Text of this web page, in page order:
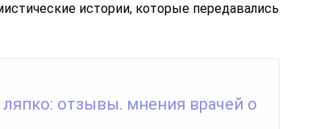
истории, которые передавались
отзывы. мнения врачей о